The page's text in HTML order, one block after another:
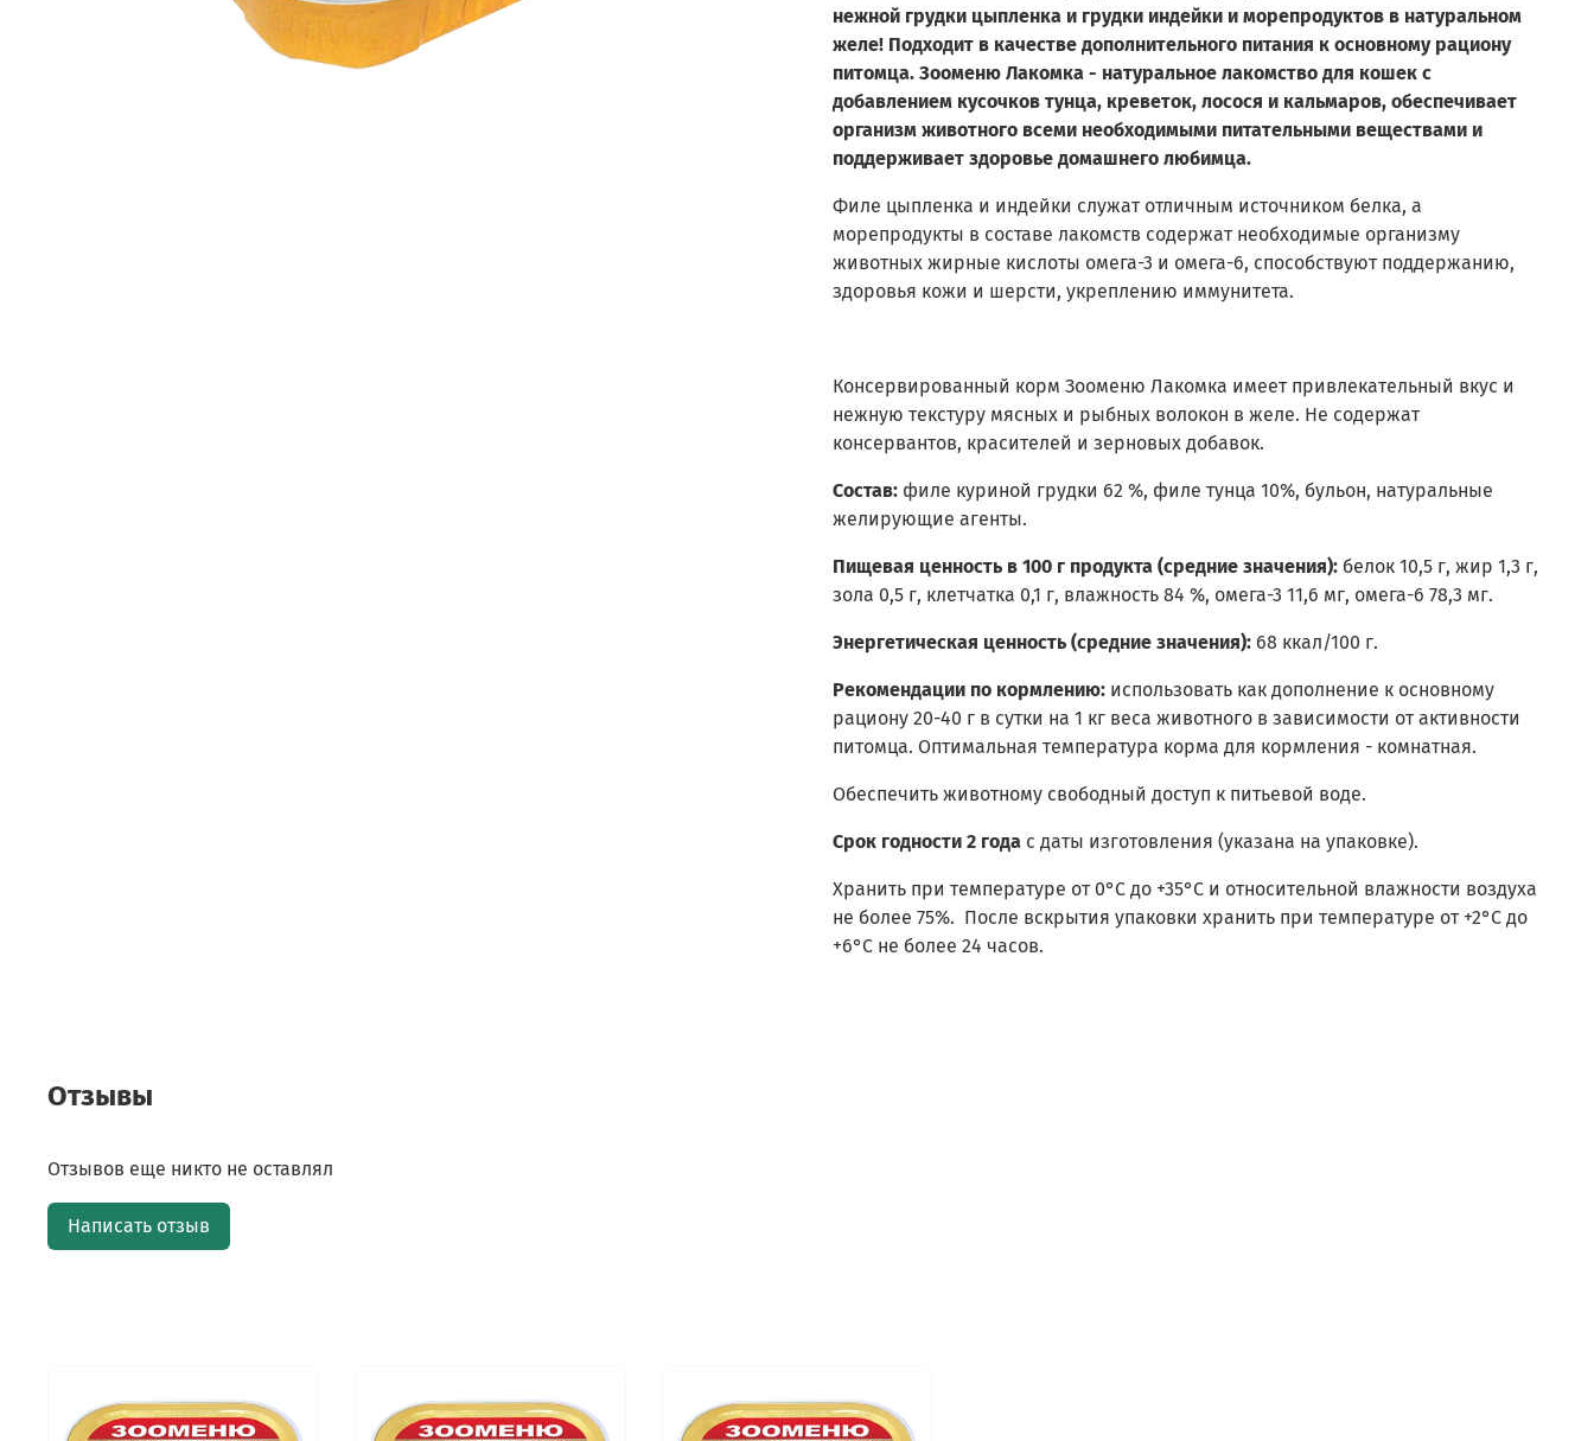
нежной грудки цыпленка и грудки индейки и морепродуктов в натуральном
желе! Подходит в качестве дополнительного питания к основному рациону
питомца. Зооменю Лакомка - натуральное лакомство для кошек с
добавлением кусочков тунца, креветок, лосося и кальмаров, обеспечивает
организм животного всеми необходимыми питательными веществами и
поддерживает здоровье домашнего любимца.
Филе цыпленка и индейки служат отличным источником белка, а
морепродукты в составе лакомств содержат необходимые организму
животных жирные кислоты омега-3 и омега-6, способствуют поддержанию,
здоровья кожи и шерсти, укреплению иммунитета.
Консервированный корм Зооменю Лакомка имеет привлекательный вкус и
нежную текстуру мясных и рыбных волокон в желе. Не содержат
консервантов, красителей и зерновых добавок.
Состав: филе куриной грудки 62 %, филе тунца 10%, бульон, натуральные
желирующие агенты.
Пищевая ценность в 100 г продукта (средние значения): белок 10,5 г, жир 1,3 г,
зола 0,5 г, клетчатка 0,1 г, влажность 84 %, омега-3 11,6 мг, омега-6 78,3 мг.
Энергетическая ценность (средние значения): 68 ккал/100 г.
Рекомендации по кормлению: использовать как дополнение к основному
рациону 20-40 г в сутки на 1 кг веса животного в зависимости от активности
питомца. Оптимальная температура корма для кормления - комнатная.
Обеспечить животному свободный доступ к питьевой воде.
Срок годности 2 года с даты изготовления (указана на упаковке).
Хранить при температуре от 0°С до +35°С и относительной влажности воздуха
не более 75%. После вскрытия упаковки хранить при температуре от +2°С до
+6°С не более 24 часов.
Отзывы
Отзывов еще никто не оставлял
Написать отзыв